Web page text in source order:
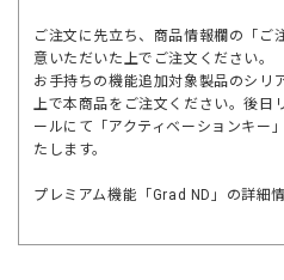
ご注文に先立ち、商品情報欄の「ご
意いただいた上でご注文ください。
お手持ちの機能追加対象製品のシリ
上で本商品をご注文ください。後日
ールにて「アクティベーションキー
たします。
プレミアム機能「Grad ND」の詳細